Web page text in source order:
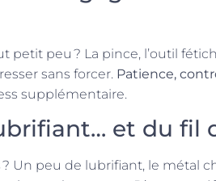
petit peu ? La pince, l’outil
sans forcer. Patience,
supplémentaire.
et du fil
Un peu de lubrifiant, le métal